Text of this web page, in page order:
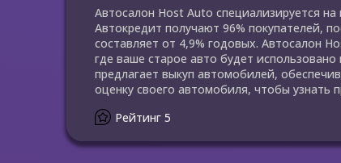
Автосалон Host Auto специализируется
Автокредит получают 96% покупателей,
составляет от 4,9% годовых. Автосалон
где ваше старое авто будет
предлагает выкуп автомобилей,
оценку своего автомобиля, чтобы узнать
Рейтинг 5